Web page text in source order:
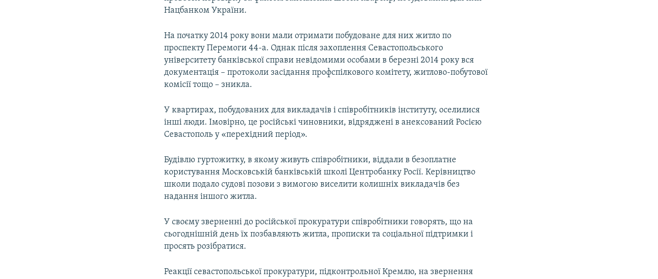
Нацбанком України.
На початку 2014 року вони мали отримати побудоване для них житло по
проспекту Перемоги 44-а. Однак після захоплення Севастопольського
університету банківської справи невідомими особами в березні 2014 року вся
документація – протоколи засідання профспілкового комітету, житлово-побутової
комісії тощо – зникла.
У квартирах, побудованих для викладачів і співробітників інституту, оселилися
інші люди. Імовірно, це російські чиновники, відряджені в анексований Росією
Севастополь у «перехідний період».
Будівлю гуртожитку, в якому живуть співробітники, віддали в безоплатне
користування Московській банківській школі Центробанку Росії. Керівництво
школи подало судові позови з вимогою виселити колишніх викладачів без
надання іншого житла.
У своєму зверненні до російської прокуратури співробітники говорять, що на
сьогоднішній день їх позбавляють житла, прописки та соціальної підтримки і
просять розібратися.
Реакції севастопольської прокуратури, підконтрольної Кремлю, на звернення